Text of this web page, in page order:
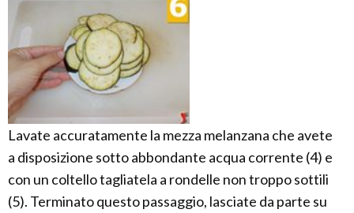
Lavate accuratamente la mezza melanzana che avete
a disposizione sotto abbondante acqua corrente (4) e
con un coltello tagliatela a rondelle non troppo sottili
(5). Terminato questo passaggio, lasciate da parte su